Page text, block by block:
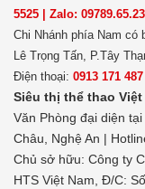
5525 | Zalo:
Chi Nhánh phía Nam có
Lê Trọng Tấn, P.Tây
Điện thoại: 0913 171
Siêu thị thể thao Việt
Văn Phòng đại diện
Châu, Nghệ An |
Chủ sở hữu: Công ty
HTS Việt Nam, Đ/C: